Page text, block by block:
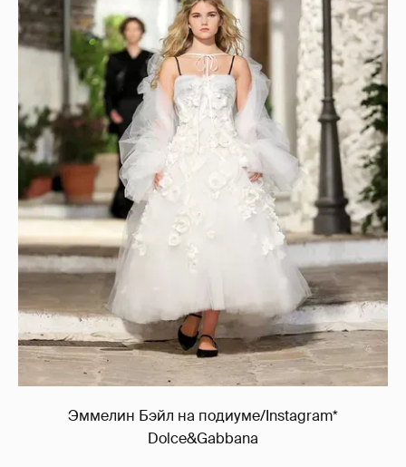
Эммелин Бэйл на подиуме/Instagram*
Dolce&Gabbana